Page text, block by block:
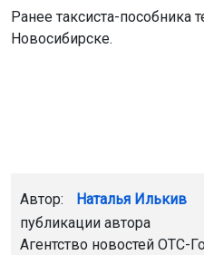
Ранее таксиста-пособника
Новосибирске.
Автор: Наталья Илькив
публикации автора
Агентство новостей ОТС-